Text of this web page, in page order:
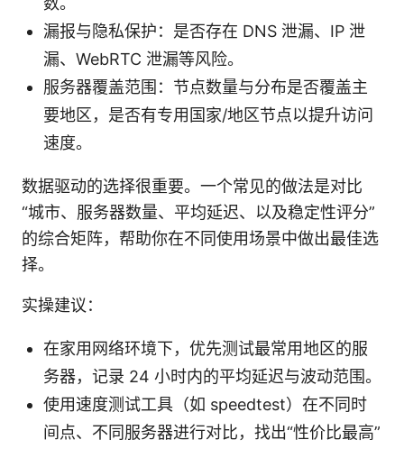
漏报与隐私保护：是否存在 DNS 泄漏、IP 泄
漏、WebRTC 泄漏等风险。
服务器覆盖范围：节点数量与分布是否覆盖主
要地区，是否有专用国家/地区节点以提升访问
速度。
数据驱动的选择很重要。一个常见的做法是对比
“城市、服务器数量、平均延迟、以及稳定性评分”
的综合矩阵，帮助你在不同使用场景中做出最佳选
择。
实操建议：
在家用网络环境下，优先测试最常用地区的服
务器，记录 24 小时内的平均延迟与波动范围。
使用速度测试工具（如 speedtest）在不同时
间点、不同服务器进行对比，找出“性价比最高”